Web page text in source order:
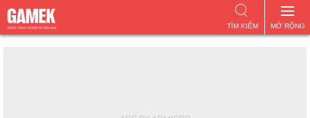
MỞ RỘNG
TÌM KIẾM